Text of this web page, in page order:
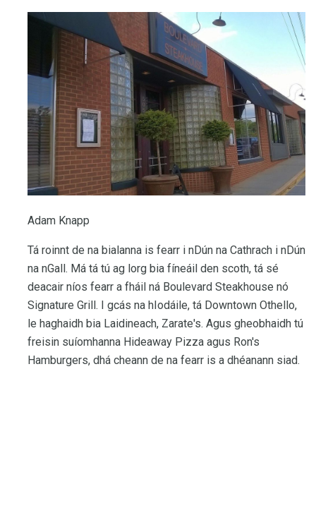
Adam Knapp
Tá roinnt de na bialanna is fearr i nDún na Cathrach i nDún
na nGall. Má tá tú ag lorg bia fíneáil den scoth, tá sé
deacair níos fearr a fháil ná Boulevard Steakhouse nó
Signature Grill. I gcás na hIodáile, tá Downtown Othello,
le haghaidh bia Laidineach, Zarate's. Agus gheobhaidh tú
freisin suíomhanna Hideaway Pizza agus Ron's
Hamburgers, dhá cheann de na fearr is a dhéanann siad.